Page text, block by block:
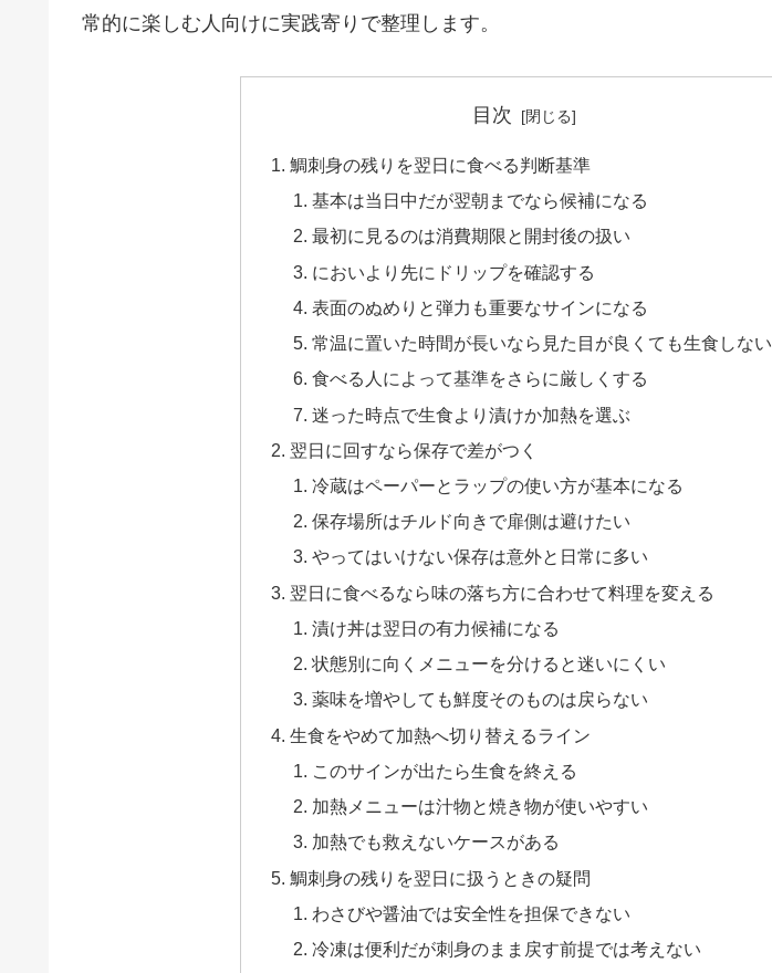
常的に楽しむ人向けに実践寄りで整理します。
目次
鯛刺身の残りを翌日に食べる判断基準
基本は当日中だが翌朝までなら候補になる
最初に見るのは消費期限と開封後の扱い
においより先にドリップを確認する
表面のぬめりと弾力も重要なサインになる
常温に置いた時間が長いなら見た目が良くても生食しない
食べる人によって基準をさらに厳しくする
迷った時点で生食より漬けか加熱を選ぶ
翌日に回すなら保存で差がつく
冷蔵はペーパーとラップの使い方が基本になる
保存場所はチルド向きで扉側は避けたい
やってはいけない保存は意外と日常に多い
翌日に食べるなら味の落ち方に合わせて料理を変える
漬け丼は翌日の有力候補になる
状態別に向くメニューを分けると迷いにくい
薬味を増やしても鮮度そのものは戻らない
生食をやめて加熱へ切り替えるライン
このサインが出たら生食を終える
加熱メニューは汁物と焼き物が使いやすい
加熱でも救えないケースがある
鯛刺身の残りを翌日に扱うときの疑問
わさびや醤油では安全性を担保できない
冷凍は便利だが刺身のまま戻す前提では考えない